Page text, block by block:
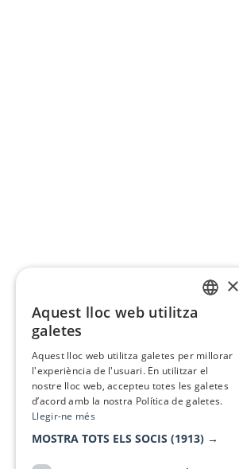
×
Aquest lloc web utilitza
galetes
Aquest lloc web utilitza galetes per millorar
l'experiència de l'usuari. En utilitzar el
nostre lloc web, accepteu totes les galetes
d’acord amb la nostra Política de galetes.
Llegir-ne més
MOSTRA TOTS ELS SOCIS (1913) →